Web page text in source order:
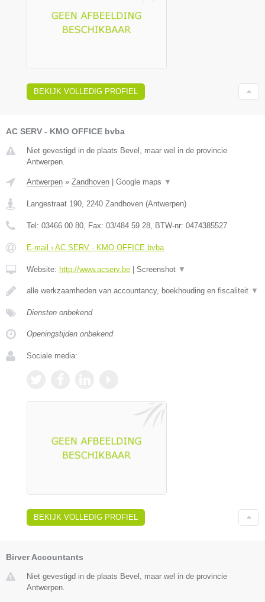
BEKIJK VOLLEDIG PROFIEL
AC SERV - KMO OFFICE bvba
Niet gevestigd in de plaats Bevel, maar wel in de provincie
Antwerpen.
Antwerpen » Zandhoven Google maps ▼
Langestraat 190, 2240 Zandhoven (Antwerpen)
Tel: 03466 00 80, Fax: 03/484 59 28, BTW-nr: 0474385527
E-mail › AC SERV - KMO OFFICE bvba
Website: http://www.acserv.be Screenshot ▼
alle werkzaamheden van accountancy, boekhouding en fiscaliteit ▼
Diensten onbekend
Openingstijden onbekend
Sociale media:
BEKIJK VOLLEDIG PROFIEL
Birver Accountants
Niet gevestigd in de plaats Bevel, maar wel in de provincie
Antwerpen.